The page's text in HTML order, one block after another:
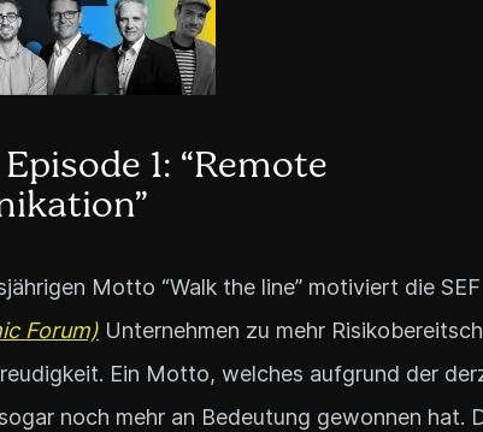
1: “Remote
Motto “Walk the line” motiviert die SEF
Forum) Unternehmen zu mehr
Ein Motto, welches aufgrund der
noch mehr an Bedeutung gewonnen hat.